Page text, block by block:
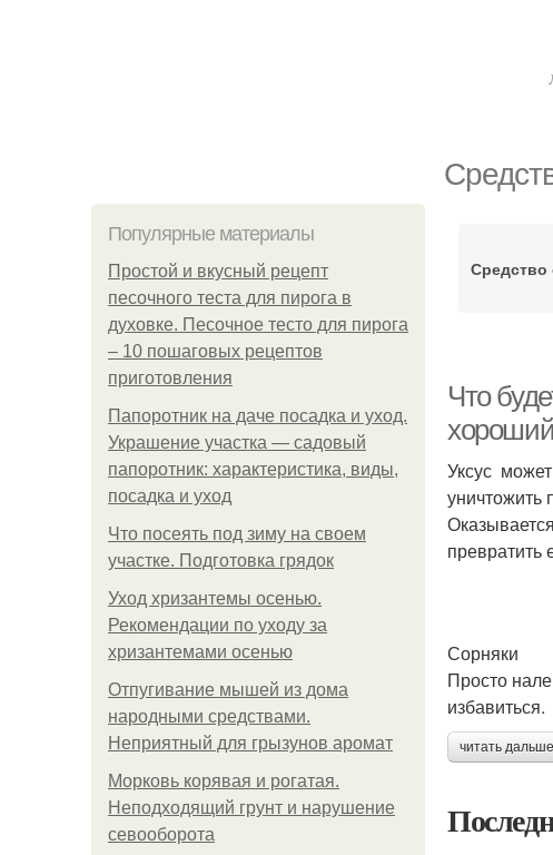
Популярные материалы
Простой и вкусный рецепт
песочного теста для пирога в
духовке. Песочное тесто для пирога
– 10 пошаговых рецептов
приготовления
Папоротник на даче посадка и уход.
Украшение участка — садовый
папоротник: характеристика, виды,
посадка и уход
Что посеять под зиму на своем
участке. Подготовка грядок
Уход хризантемы осенью.
Рекомендации по уходу за
хризантемами осенью
Отпугивание мышей из дома
народными средствами.
Неприятный для грызунов аромат
Морковь корявая и рогатая.
Неподходящий грунт и нарушение
севооборота
Средство
Что
Уксус
уничтожить
превратить
Сорняки
Просто
избавиться.
читать